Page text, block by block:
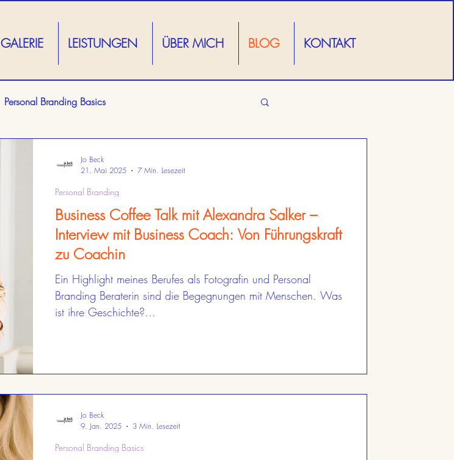
GALERIE LEISTUNGEN ÜBER MICH BLOG KONTAKT
Personal Branding Basics
Business Coffee Talk mit Alexandra Salker –
Interview mit Business Coach: Von Führungskraft
zu Coachin
Ein Highlight meines Berufes als Fotografin und Personal
Branding Beraterin sind die Begegnungen mit Menschen. Was
ist ihre Geschichte?...
Personal Branding
Jo Beck
21. Mai 2025
7 Min. Lesezeit
Personal Branding Basics
Jo Beck
9. Jan. 2025
3 Min. Lesezeit